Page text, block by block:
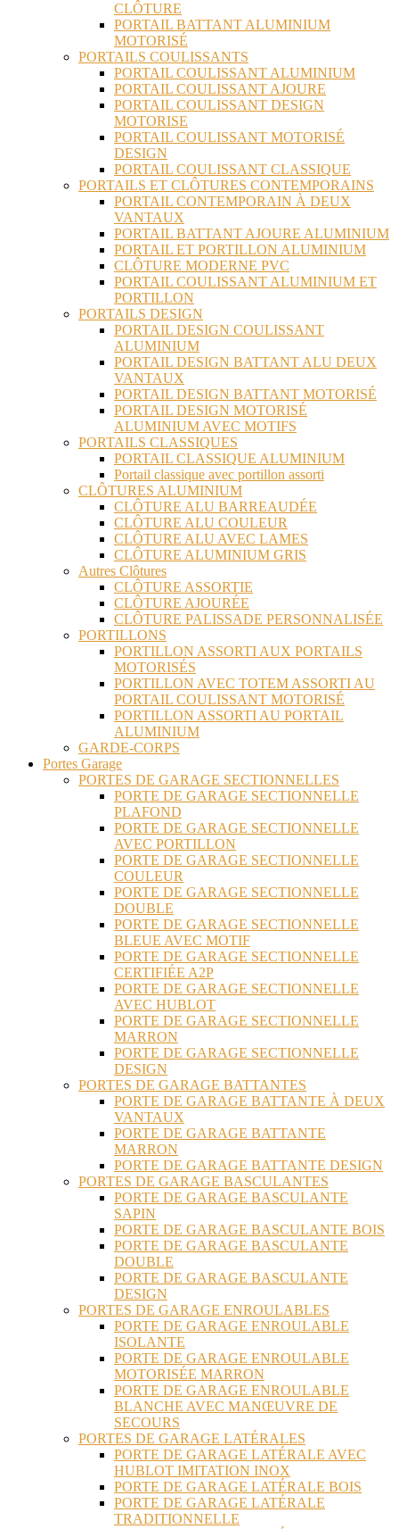
CLÔTURE
PORTAIL BATTANT ALUMINIUM
MOTORISÉ
PORTAILS COULISSANTS
PORTAIL COULISSANT ALUMINIUM
PORTAIL COULISSANT AJOURE
PORTAIL COULISSANT DESIGN
MOTORISE
PORTAIL COULISSANT MOTORISÉ
DESIGN
PORTAIL COULISSANT CLASSIQUE
PORTAILS ET CLÔTURES CONTEMPORAINS
PORTAIL CONTEMPORAIN À DEUX
VANTAUX
PORTAIL BATTANT AJOURE ALUMINIUM
PORTAIL ET PORTILLON ALUMINIUM
CLÔTURE MODERNE PVC
PORTAIL COULISSANT ALUMINIUM ET
PORTILLON
PORTAILS DESIGN
PORTAIL DESIGN COULISSANT
ALUMINIUM
PORTAIL DESIGN BATTANT ALU DEUX
VANTAUX
PORTAIL DESIGN BATTANT MOTORISÉ
PORTAIL DESIGN MOTORISÉ
ALUMINIUM AVEC MOTIFS
PORTAILS CLASSIQUES
PORTAIL CLASSIQUE ALUMINIUM
Portail classique avec portillon assorti
CLÔTURES ALUMINIUM
CLÔTURE ALU BARREAUDÉE
CLÔTURE ALU COULEUR
CLÔTURE ALU AVEC LAMES
CLÔTURE ALUMINIUM GRIS
Autres Clôtures
CLÔTURE ASSORTIE
CLÔTURE AJOURÉE
CLÔTURE PALISSADE PERSONNALISÉE
PORTILLONS
PORTILLON ASSORTI AUX PORTAILS
MOTORISÉS
PORTILLON AVEC TOTEM ASSORTI AU
PORTAIL COULISSANT MOTORISÉ
PORTILLON ASSORTI AU PORTAIL
ALUMINIUM
GARDE-CORPS
Portes Garage
PORTES DE GARAGE SECTIONNELLES
PORTE DE GARAGE SECTIONNELLE
PLAFOND
PORTE DE GARAGE SECTIONNELLE
AVEC PORTILLON
PORTE DE GARAGE SECTIONNELLE
COULEUR
PORTE DE GARAGE SECTIONNELLE
DOUBLE
PORTE DE GARAGE SECTIONNELLE
BLEUE AVEC MOTIF
PORTE DE GARAGE SECTIONNELLE
CERTIFIÉE A2P
PORTE DE GARAGE SECTIONNELLE
AVEC HUBLOT
PORTE DE GARAGE SECTIONNELLE
MARRON
PORTE DE GARAGE SECTIONNELLE
DESIGN
PORTES DE GARAGE BATTANTES
PORTE DE GARAGE BATTANTE À DEUX
VANTAUX
PORTE DE GARAGE BATTANTE
MARRON
PORTE DE GARAGE BATTANTE DESIGN
PORTES DE GARAGE BASCULANTES
PORTE DE GARAGE BASCULANTE
SAPIN
PORTE DE GARAGE BASCULANTE BOIS
PORTE DE GARAGE BASCULANTE
DOUBLE
PORTE DE GARAGE BASCULANTE
DESIGN
PORTES DE GARAGE ENROULABLES
PORTE DE GARAGE ENROULABLE
ISOLANTE
PORTE DE GARAGE ENROULABLE
MOTORISÉE MARRON
PORTE DE GARAGE ENROULABLE
BLANCHE AVEC MANŒUVRE DE
SECOURS
PORTES DE GARAGE LATÉRALES
PORTE DE GARAGE LATÉRALE AVEC
HUBLOT IMITATION INOX
PORTE DE GARAGE LATÉRALE BOIS
PORTE DE GARAGE LATÉRALE
TRADITIONNELLE